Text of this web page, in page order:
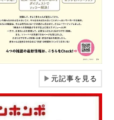
▶元記事を見る